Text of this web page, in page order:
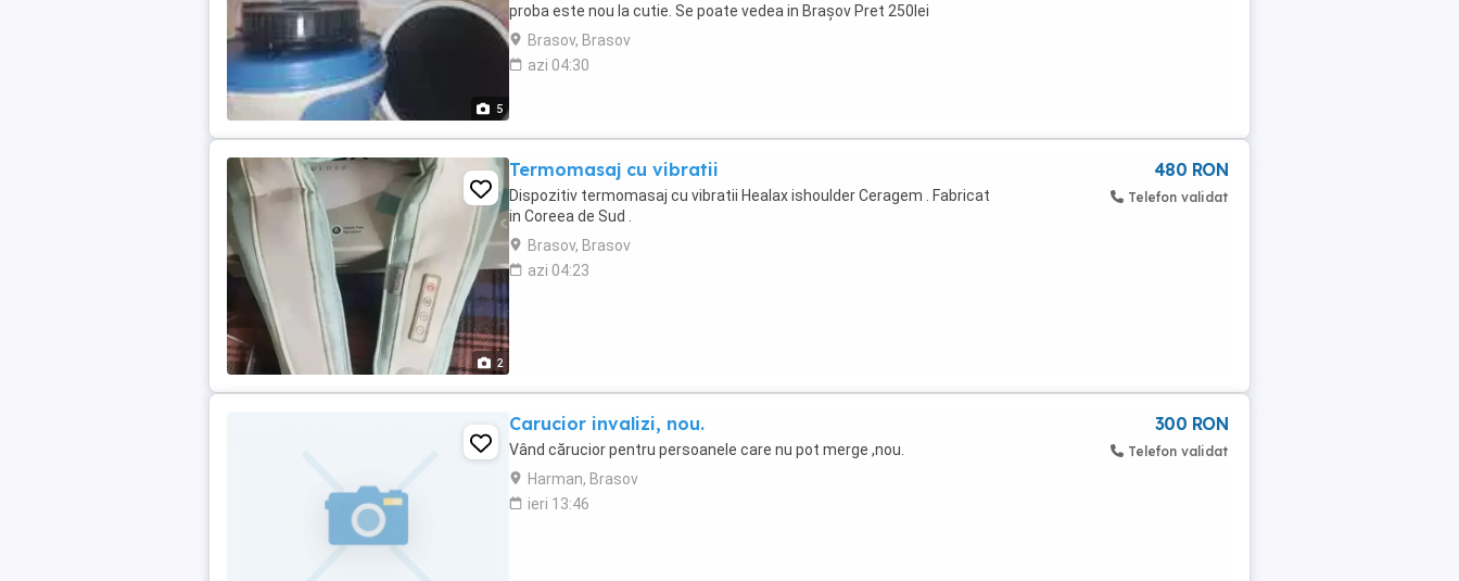
5
proba este nou la cutie. Se poate vedea in Brașov Pret 250lei
Brasov, Brasov
azi 04:30
2
Termomasaj cu vibratii
Dispozitiv termomasaj cu vibratii Healax ishoulder Ceragem . Fabricat
in Coreea de Sud .
Brasov, Brasov
azi 04:23
480 RON
Telefon validat
Carucior invalizi, nou.
Vând cărucior pentru persoanele care nu pot merge ,nou.
Harman, Brasov
ieri 13:46
300 RON
Telefon validat